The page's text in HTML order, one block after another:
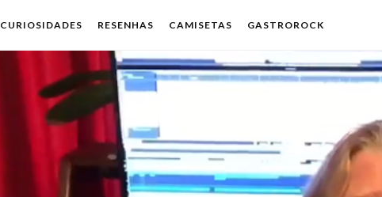
CURIOSIDADES RESENHAS CAMISETAS GASTROROCK